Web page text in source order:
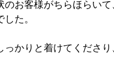
のお客様がちらほらい
た。
っかりと着けてくださ